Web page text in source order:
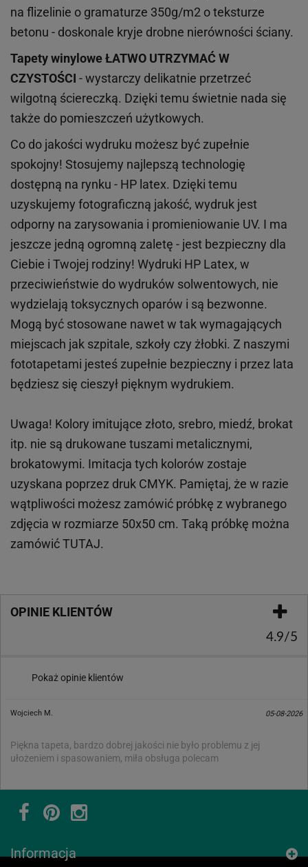
na flizelinie o gramaturze 350g/m2 o teksturze
betonu - doskonale kryje drobne nierówności ściany.
Tapety winyloweŁATWO UTRZYMAĆ W
CZYSTOŚCI - wystarczy delikatnie przetrzeć
wilgotną ściereczką. Dzięki temu świetnie nada się
także do pomieszczeń użytkowych.
Co do jakości wydruku możesz być zupełnie
spokojny! Stosujemy najlepszą technologię
dostępną na rynku - HP latex. Dzięki temu
uzyskujemy fotograficzną jakość, wydruk jest
odporny na zarysowania i promieniowanie UV. I ma
jeszcze jedną ogromną zaletę - jest bezpieczny dla
Ciebie i Twojej rodziny! Wydruki HP Latex, w
przeciwieństwie do wydruków solwentowych, nie
wydzielają toksycznych oparów i są bezwonne.
Mogą być stosowane nawet w tak wymagających
miejscach jak szpitale, szkoły czy żłobki. Z naszymi
fototapetami jesteś zupełnie bezpieczny i przez lata
będziesz się cieszył pięknym wydrukiem.
Uwaga! Kolory imitujące złoto, srebro, miedź, brokat
itp. nie są drukowane tuszami metalicznymi,
brokatowymi. Imitacja tych kolorów zostaje
uzyskana poprzez druk CMYK. Pamiętaj, że w razie
wątpliwości możesz zamówić próbkę z wybranego
zdjęcia w rozmiarze 50x50 cm. Taką próbkę można
zamówićTUTAJ.
OPINIE KLIENTÓW
4.9/5
Pokaż opinie klientów
Wojciech M. 05-08-2026
Piękna tapeta, bardzo dobrej jakości nie było problemu z jej
ułożeniem i spasowaniem, miła obsługa polecam
Informacja